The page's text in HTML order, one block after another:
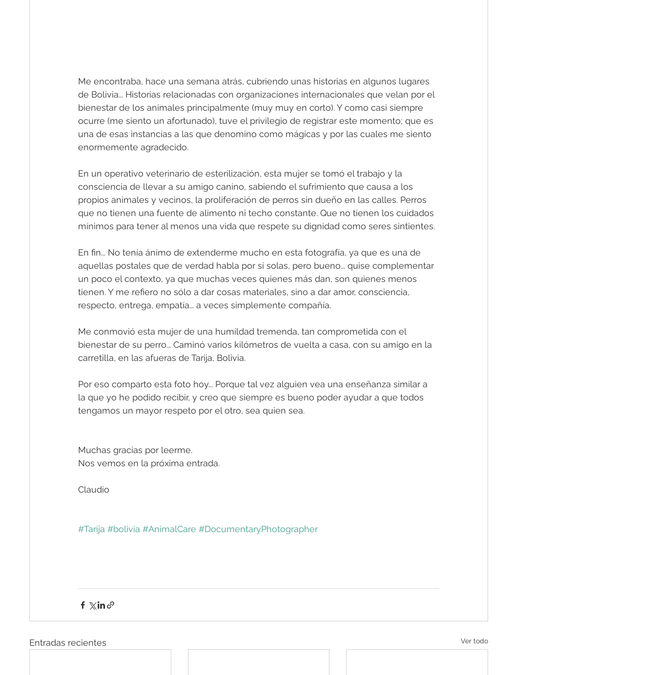
Me encontraba, hace una semana atrás, cubriendo unas historias en algunos lugares
de Bolivia... Historias relacionadas con organizaciones internacionales que velan por el
bienestar de los animales principalmente (muy muy en corto). Y como casi siempre
ocurre (me siento un afortunado), tuve el privilegio de registrar este momento; que es
una de esas instancias a las que denomino como mágicas y por las cuales me siento
enormemente agradecido.
En un operativo veterinario de esterilización, esta mujer se tomó el trabajo y la
consciencia de llevar a su amigo canino, sabiendo el sufrimiento que causa a los
propios animales y vecinos, la proliferación de perros sin dueño en las calles. Perros
que no tienen una fuente de alimento ni techo constante. Que no tienen los cuidados
mínimos para tener al menos una vida que respete su dignidad como seres sintientes.
En fin... No tenía ánimo de extenderme mucho en esta fotografía, ya que es una de
aquellas postales que de verdad habla por sí solas, pero bueno... quise complementar
un poco el contexto, ya que muchas veces quienes más dan, son quienes menos
tienen. Y me refiero no sólo a dar cosas materiales, sino a dar amor, consciencia,
respecto, entrega, empatía... a veces simplemente compañía.
Me conmovió esta mujer de una humildad tremenda, tan comprometida con el
bienestar de su perro... Caminó varios kilómetros de vuelta a casa, con su amigo en la
carretilla, en las afueras de Tarija, Bolivia.
Por eso comparto esta foto hoy... Porque tal vez alguien vea una enseñanza similar a
la que yo he podido recibir, y creo que siempre es bueno poder ayudar a que todos
tengamos un mayor respeto por el otro, sea quien sea.
Muchas gracias por leerme.
Nos vemos en la próxima entrada.
Claudio
#Tarija #bolivia #AnimalCare #DocumentaryPhotographer
Entradas recientes Ver todo